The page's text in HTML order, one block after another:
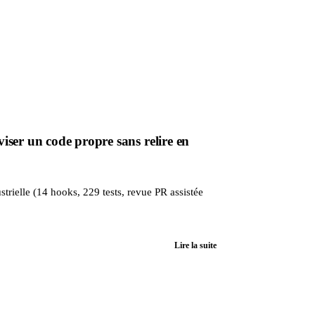
un code propre sans relire en
(14 hooks, 229 tests, revue PR assistée
Lire la suite